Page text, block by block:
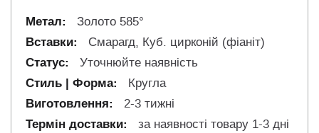
Золото 585°
Смарагд, Куб. цирконій (фіаніт)
Уточнюйте наявність
Кругла
2-3 тижні
за наявності товару 1-3 дні